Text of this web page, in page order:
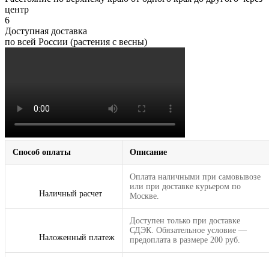
центр
6
Доступная доставка
по всей России (растения с весны)
Способ оплаты Описание
Наличный расчет
Оплата наличными при самовывозе
или при доставке курьером по
Москве.
Наложенный платеж
Доступен только при доставке
СДЭК. Обязательное условие —
предоплата в размере 200 руб.